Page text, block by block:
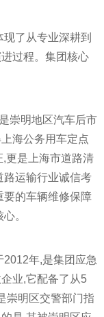
现了从专业深耕到
过程。集团核心
崇明地区汽车后市
海公务用车定点
更是上海市道路清
路运输行业诚信考
要的车辆维修保障
。
2012年,是集团应急
业,它配备了从5
崇明区交警部门指